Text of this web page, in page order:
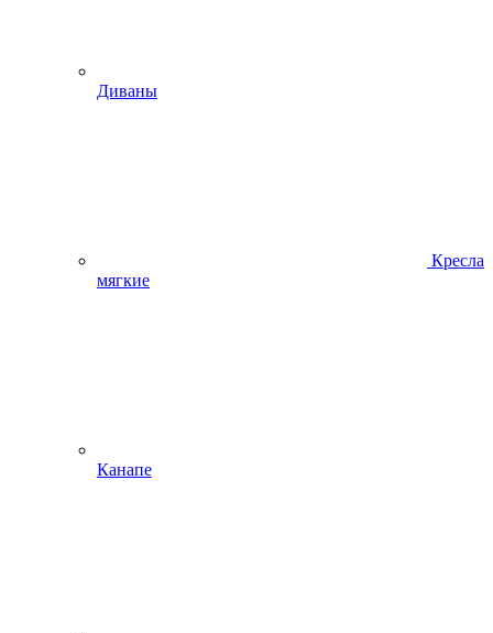
Диваны
Кресла
мягкие
Канапе